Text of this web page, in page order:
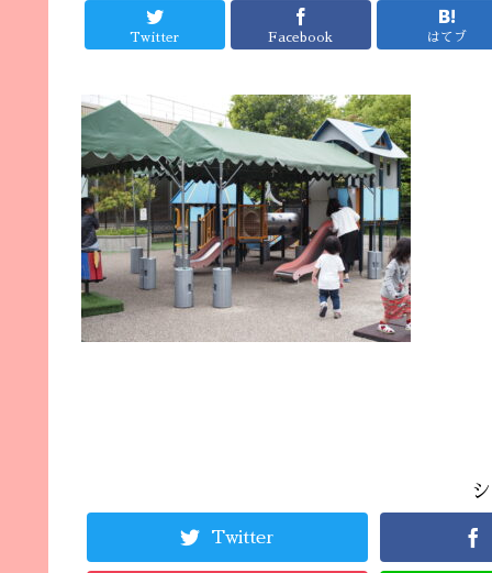
Twitter Facebook はてブ
Twitter